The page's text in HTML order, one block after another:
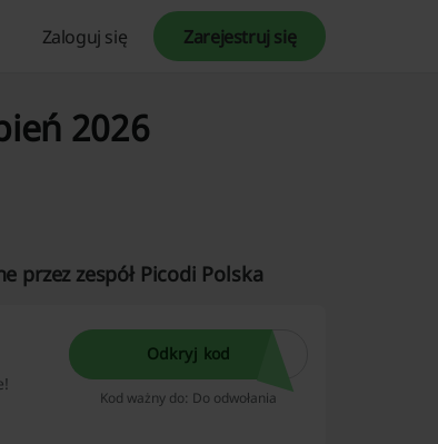
Zaloguj się Zarejestruj się
2026
przez zespół Picodi Polska
Odkryj kod
Kod ważny do: Do odwołania